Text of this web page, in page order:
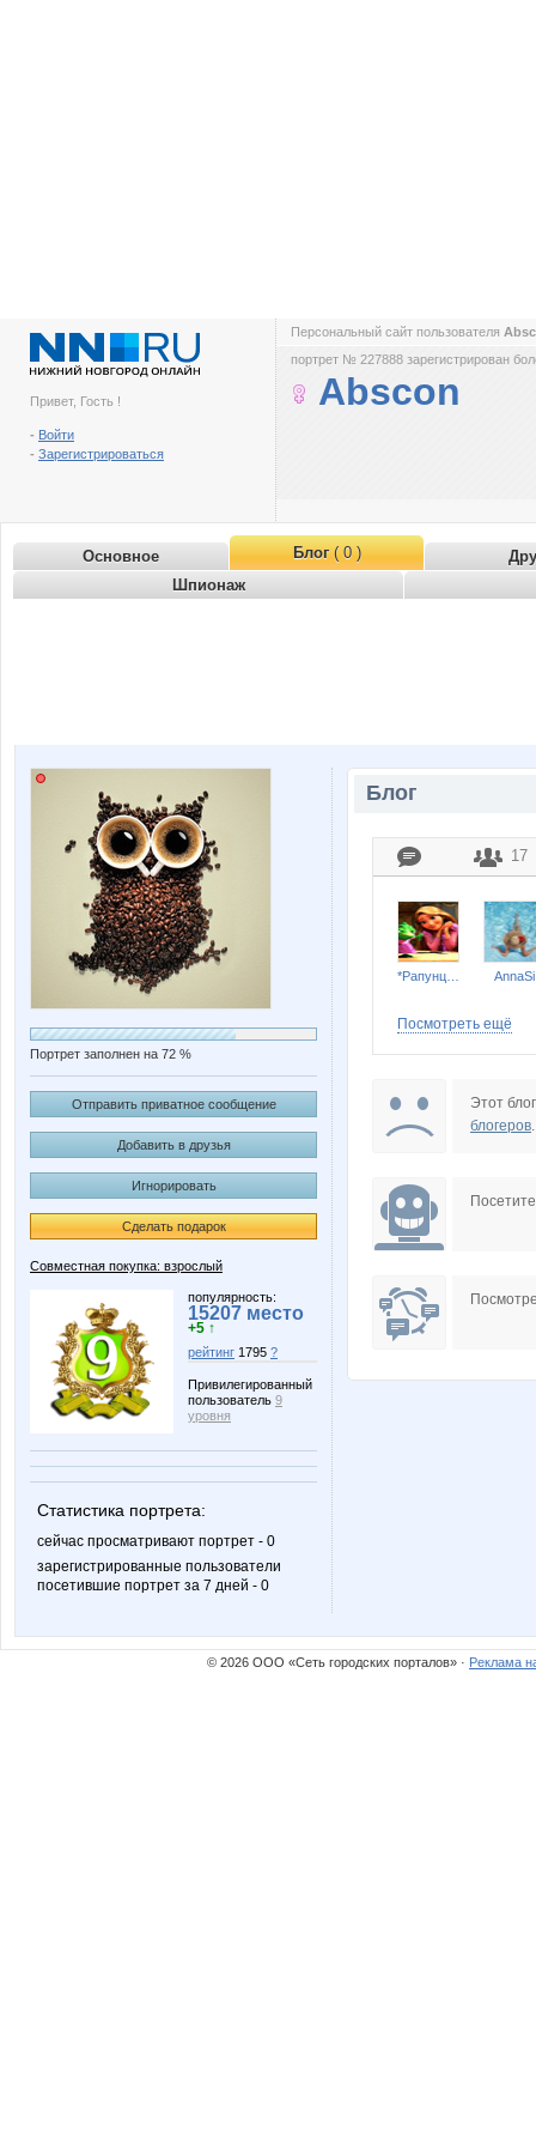
Привет, Гость !
- Войти
- Зарегистрироваться
Персональный сайт пользователя
портрет № 227888 зарегистрирован
Abscon
Основное Блог( 0 )
Шпионаж
Портрет заполнен на 72 %
Отправить приватное сообщение
Добавить в друзья
Игнорировать
Сделать подарок
Совместная покупка: взрослый
популярность:
15207 место
+5 ↑
рейтинг 1795 ?
Привилегированный
пользователь 9
уровня
Статистика портрета:
сейчас просматривают портрет - 0
зарегистрированные пользователи
посетившие портрет за 7 дней - 0
Блог
17
AnnaSi
lu*cky
Алиса Селезнёва
Посмотреть ещё
Этот
блогеров.
© 2026 ООО «Сеть городских порталов» · Реклама